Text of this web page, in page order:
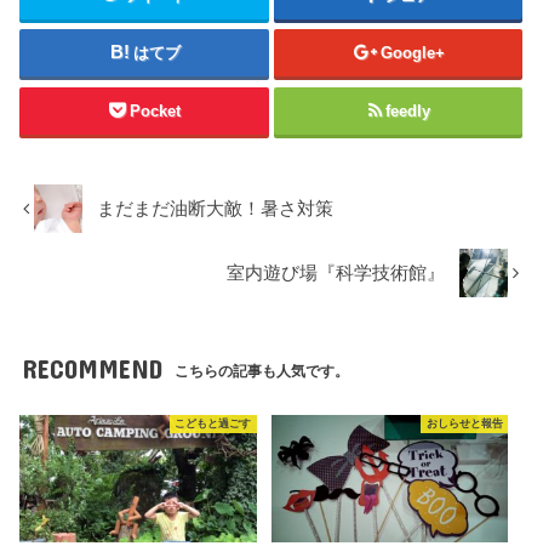
有
(
い
ウ
ド
開
き
ま
す
は
ク
リ
ッ
ク
し
て
く
だ
さ
い
ウ
)
有
(
い
ウ
ド
き
ま
す
はてブ Google+
Pocket feedly
まだまだ油断大敵！暑さ対策
室内遊び場『科学技術館』
RECOMMEND こちらの記事も人気です。
こどもと過ごす おしらせと報告